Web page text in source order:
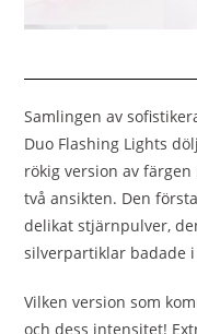
Samlingen av
Duo Flashing Lights
rökig version av
två ansikten. Den
delikat stjärnpulver,
silverpartiklar badade
Vilken version som
och dess intensitet!